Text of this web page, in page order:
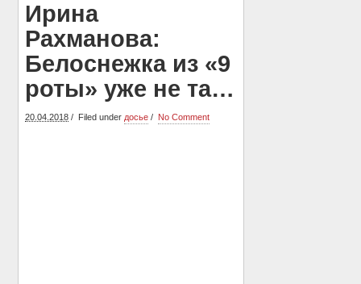
Ирина
Рахманова:
Белоснежка из «9
роты» уже не та…
20.04.2018 Filed under досье No Comment